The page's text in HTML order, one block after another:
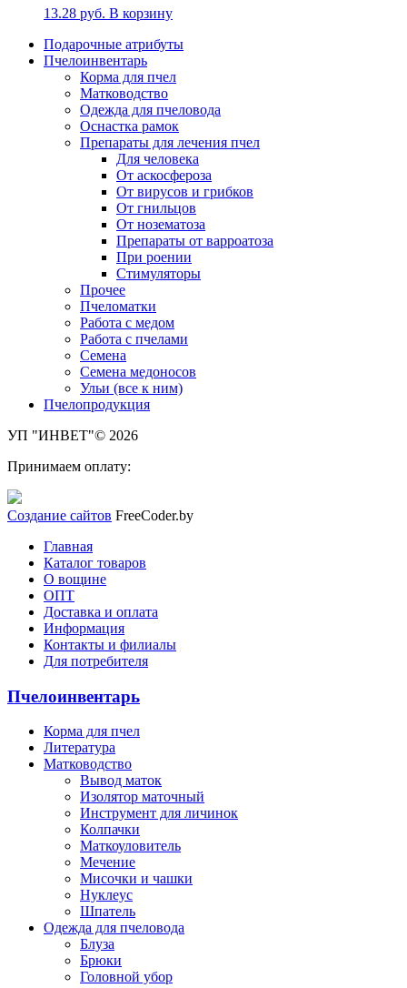
13.28 руб. В корзину
Подарочные атрибуты
Пчелоинвентарь
Корма для пчел
Матководство
Одежда для пчеловода
Оснастка рамок
Препараты для лечения пчел
Для человека
От аскосфероза
От вирусов и грибков
От гнильцов
От нозематоза
Препараты от варроатоза
При роении
Стимуляторы
Прочее
Пчеломатки
Работа с медом
Работа с пчелами
Семена
Семена медоносов
Ульи (все к ним)
Пчелопродукция
УП "ИНВЕТ"© 2026
Принимаем оплату:
Создание сайтов FreeCoder.by
Главная
Каталог товаров
О вощине
ОПТ
Доставка и оплата
Информация
Контакты и филиалы
Для потребителя
Пчелоинвентарь
Корма для пчел
Литература
Матководство
Вывод маток
Изолятор маточный
Инструмент для личинок
Колпачки
Маткоуловитель
Мечение
Мисочки и чашки
Нуклеус
Шпатель
Одежда для пчеловода
Блуза
Брюки
Головной убор